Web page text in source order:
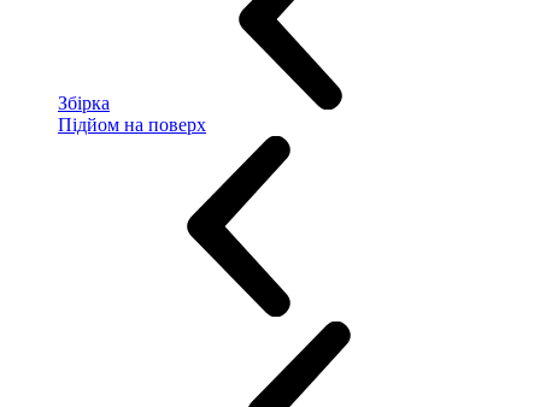
Збірка
Підйом на поверх